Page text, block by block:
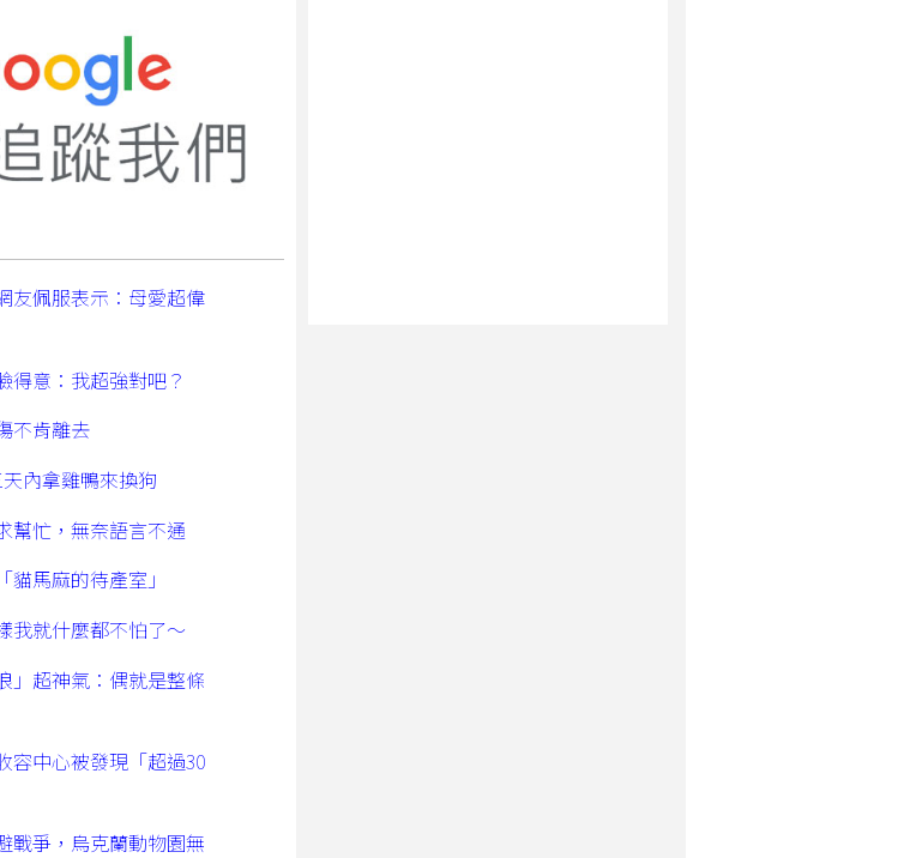
友佩服表示：母愛超偉
意：我超強對吧？
不肯離去
內拿雞鴨來換狗
忙，無奈語言不通
馬麻的待產室」
我就什麼都不怕了～
」超神氣：偶就是整條
容中心被發現「超過30
戰爭，烏克蘭動物園無